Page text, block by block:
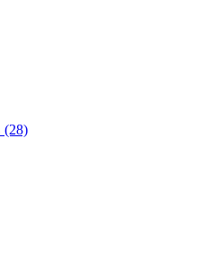
(28)